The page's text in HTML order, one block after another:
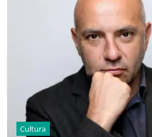
Cultura